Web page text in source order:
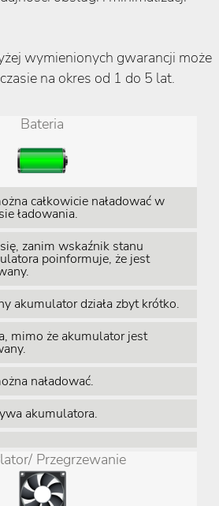
wymienionych gwarancji może
na okres od 1 do 5 lat.
Bateria
całkowicie naładować w
ładowania.
zanim wskaźnik stanu
poinformuje, że jest
akumulator działa zbyt krótko.
mimo że akumulator jest
naładować.
akumulatora.
Przegrzewanie